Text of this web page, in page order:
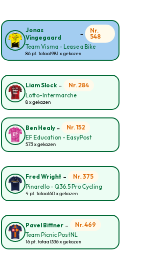
Jonas
Vingegaard
-
Nr.
548
Team Visma - Lease a Bike
86 pt. totaal981 x gekozen
Liam Slock-
Nr. 284
Lotto-Intermarche
8 x gekozen
Ben Healy-
Nr. 152
EF Education - EasyPost
573 x gekozen
Fred Wright -
Nr. 375
Pinarello - Q36.5 Pro Cycling
4 pt. totaal60 x gekozen
Pavel Bittner-
Nr. 469
Team Picnic PostNL
16 pt. totaal336 x gekozen